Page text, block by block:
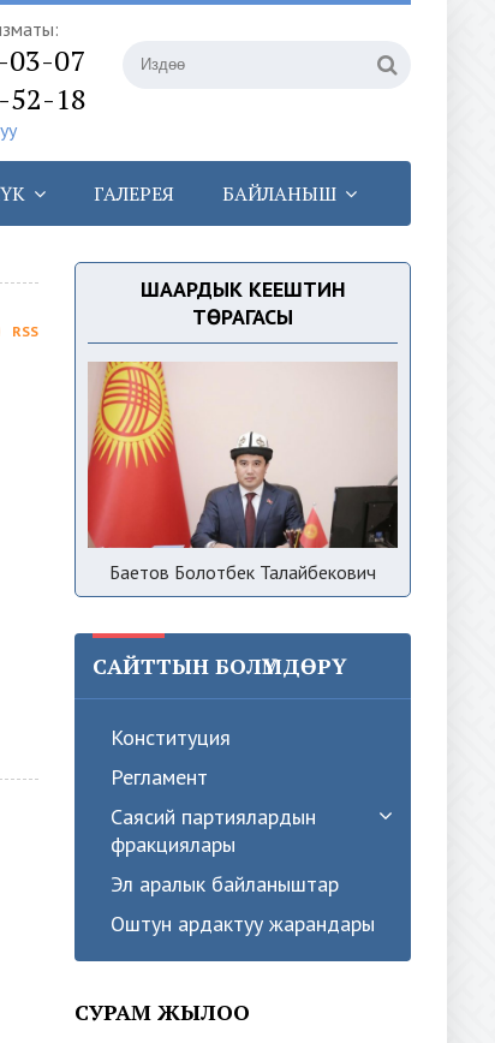
03-07
52-18
ГАЛЕРЕЯ БАЙЛАНЫШ
RSS
ШААРДЫК КЕҢЕШТИН
ТӨРАГАСЫ
Баетов Болотбек Талайбекович
САЙТТЫН БОЛҮМДӨРҮ
Конституция
Регламент
Саясий партиялардын
фракциялары
Эл аралык байланыштар
Оштун ардактуу жарандары
СУРАМ ЖЫЛОО